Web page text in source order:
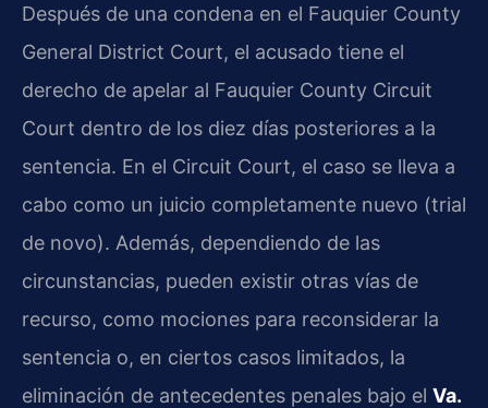
Después de una condena en el Fauquier County
General District Court, el acusado tiene el
derecho de apelar al Fauquier County Circuit
Court dentro de los diez días posteriores a la
sentencia. En el Circuit Court, el caso se lleva a
cabo como un juicio completamente nuevo (trial
de novo). Además, dependiendo de las
circunstancias, pueden existir otras vías de
recurso, como mociones para reconsiderar la
sentencia o, en ciertos casos limitados, la
eliminación de antecedentes penales bajo el Va.